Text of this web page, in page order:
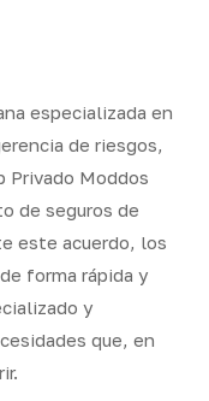
especializada en
de riesgos,
Privado Moddos
de seguros de
este acuerdo, los
forma rápida y
y
que, en
Menu